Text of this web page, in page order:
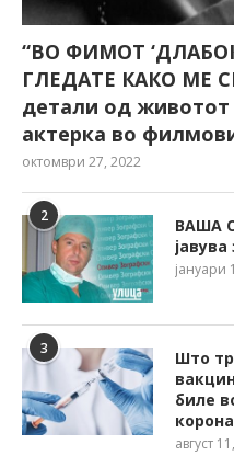
“ВО ФИМОТ
ГЛЕДАТЕ КАКО МЕ
детали од животот
актерка во
октомври 27, 2022
2
ВАША
јануари
3
Што
биле
август